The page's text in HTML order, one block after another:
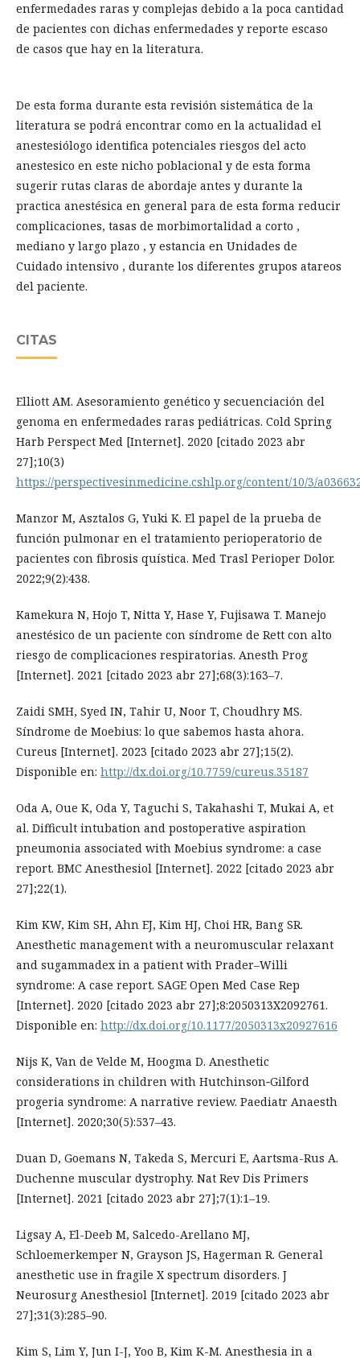
enfermedades raras y complejas debido a la poca cantidad
de pacientes con dichas enfermedades y reporte escaso
de casos que hay en la literatura.
De esta forma durante esta revisión sistemática de la
literatura se podrá encontrar como en la actualidad el
anestesiólogo identifica potenciales riesgos del acto
anestesico en este nicho poblacional y de esta forma
sugerir rutas claras de abordaje antes y durante la
practica anestésica en general para de esta forma reducir
complicaciones, tasas de morbimortalidad a corto ,
mediano y largo plazo , y estancia en Unidades de
Cuidado intensivo , durante los diferentes grupos atareos
del paciente.
CITAS
Elliott AM. Asesoramiento genético y secuenciación del
genoma en enfermedades raras pediátricas. Cold Spring
Harb Perspect Med [Internet]. 2020 [citado 2023 abr
27];10(3)
https://perspectivesinmedicine.cshlp.org/content/10/3/
Manzor M, Asztalos G, Yuki K. El papel de la prueba de
función pulmonar en el tratamiento perioperatorio de
pacientes con fibrosis quística. Med Trasl Perioper Dolor.
2022;9(2):438.
Kamekura N, Hojo T, Nitta Y, Hase Y, Fujisawa T. Manejo
anestésico de un paciente con síndrome de Rett con alto
riesgo de complicaciones respiratorias. Anesth Prog
[Internet]. 2021 [citado 2023 abr 27];68(3):163–7.
Zaidi SMH, Syed IN, Tahir U, Noor T, Choudhry MS.
Síndrome de Moebius: lo que sabemos hasta ahora.
Cureus [Internet]. 2023 [citado 2023 abr 27];15(2).
Disponible en: http://dx.doi.org/10.7759/cureus.35187
Oda A, Oue K, Oda Y, Taguchi S, Takahashi T, Mukai A, et
al. Difficult intubation and postoperative aspiration
pneumonia associated with Moebius syndrome: a case
report. BMC Anesthesiol [Internet]. 2022 [citado 2023 abr
27];22(1).
Kim KW, Kim SH, Ahn EJ, Kim HJ, Choi HR, Bang SR.
Anesthetic management with a neuromuscular relaxant
and sugammadex in a patient with Prader–Willi
syndrome: A case report. SAGE Open Med Case Rep
[Internet]. 2020 [citado 2023 abr 27];8:2050313X2092761.
Disponible en: http://dx.doi.org/10.1177/2050313x20927616
Nijs K, Van de Velde M, Hoogma D. Anesthetic
considerations in children with Hutchinson‐Gilford
progeria syndrome: A narrative review. Paediatr Anaesth
[Internet]. 2020;30(5):537–43.
Duan D, Goemans N, Takeda S, Mercuri E, Aartsma-Rus A.
Duchenne muscular dystrophy. Nat Rev Dis Primers
[Internet]. 2021 [citado 2023 abr 27];7(1):1–19.
Ligsay A, El-Deeb M, Salcedo-Arellano MJ,
Schloemerkemper N, Grayson JS, Hagerman R. General
anesthetic use in fragile X spectrum disorders. J
Neurosurg Anesthesiol [Internet]. 2019 [citado 2023 abr
27];31(3):285–90.
Kim S, Lim Y, Jun I-J, Yoo B, Kim K-M. Anesthesia in a